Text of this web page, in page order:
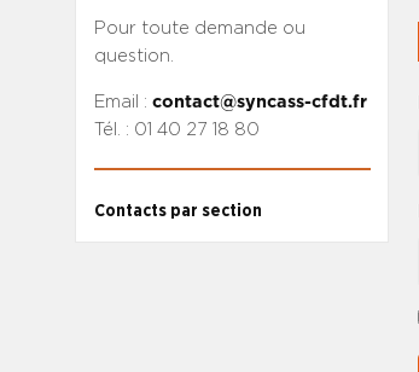
Pour toute demande ou
question.
Email : contact@syncass-cfdt.fr
Tél. : 01 40 27 18 80
Contacts par section